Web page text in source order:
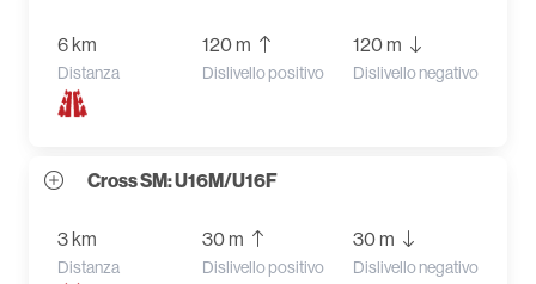
6 km
Distanza
120 m
Dislivello positivo
120 m
Dislivello negativo
Cross SM: U16M/U16F
3 km
Distanza
30 m
Dislivello positivo
30 m
Dislivello negativo